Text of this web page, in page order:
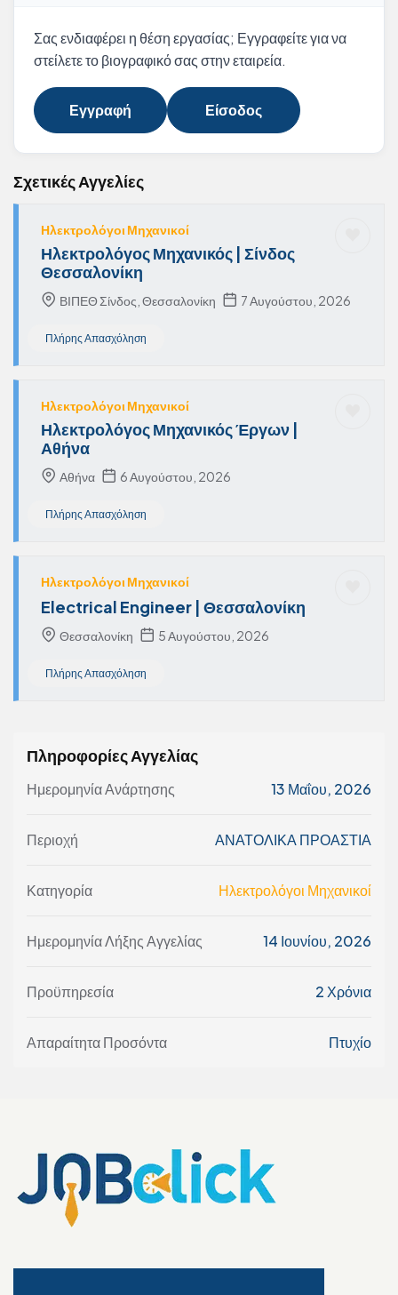
Σας ενδιαφέρει η θέση εργασίας; Εγγραφείτε για να
στείλετε το βιογραφικό σας στην εταιρεία.
Εγγραφή Είσοδος
Σχετικές Αγγελίες
Ηλεκτρολόγοι Μηχανικοί
Ηλεκτρολόγος Μηχανικός | Σίνδος
Θεσσαλονίκη
ΒΙΠΕΘ Σίνδος, Θεσσαλονίκη 7 Αυγούστου, 2026
Πλήρης Απασχόληση
Ηλεκτρολόγοι Μηχανικοί
Ηλεκτρολόγος Μηχανικός Έργων |
Αθήνα
Αθήνα 6 Αυγούστου, 2026
Πλήρης Απασχόληση
Ηλεκτρολόγοι Μηχανικοί
Electrical Engineer | Θεσσαλονίκη
Θεσσαλονίκη 5 Αυγούστου, 2026
Πλήρης Απασχόληση
Πληροφορίες Αγγελίας
Ημερομηνία Ανάρτησης 13 Μαΐου, 2026
Περιοχή ΑΝΑΤΟΛΙΚΑ ΠΡΟΑΣΤΙΑ
Κατηγορία Ηλεκτρολόγοι Μηχανικοί
Ημερομηνία Λήξης Αγγελίας 14 Ιουνίου, 2026
Προϋπηρεσία 2 Χρόνια
Απαραίτητα Προσόντα Πτυχίο